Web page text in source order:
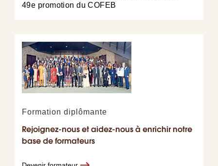
49e promotion du COFEB
Formation diplômante
Rejoignez-nous et aidez-nous à enrichir notre
base de formateurs